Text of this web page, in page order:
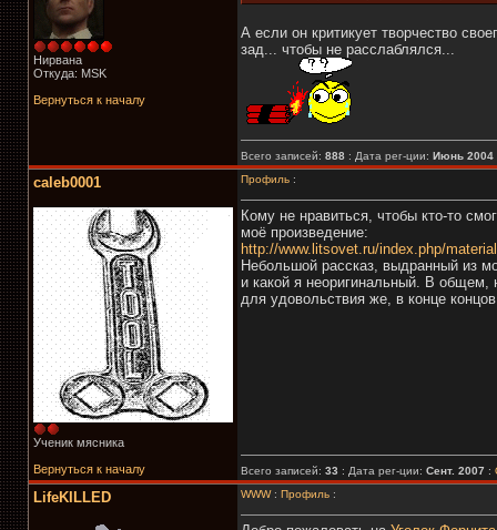
Нирвана
Откуда: MSK
Вернуться к началу
А если он критикует творчество
зад... чтобы не расслаблялся...
Всего записей: 888: Дата рег-ции: Июнь 2004
caleb0001
Ученик мясника
Вернуться к началу
Профиль:
Кому не нравиться, чтобы кто-то
моё произведение:
http://www.litsovet.ru/index.php/
Небольшой рассказ, выдранный из
и какой я неоригинальный. В общем,
для удовольствия же, в конце
Всего записей: 33 : Дата рег-ции: Сент. 2007 :
LifeKILLED WWW: Профиль: